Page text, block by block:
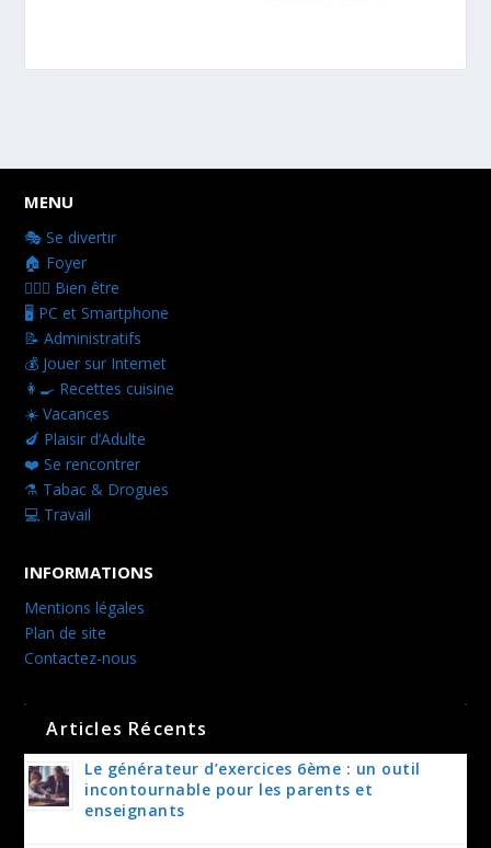
MENU
🎭 Se divertir
🏠 Foyer
👩🏻‍⚕️ Bien être
🖥️ PC et Smartphone
📝 Administratifs
💰 Jouer sur Internet
👩‍🍳 Recettes cuisine
☀️ Vacances
🍆 Plaisir d’Adulte
❤️ Se rencontrer
⚗️ Tabac & Drogues
💻 Travail
INFORMATIONS
Mentions légales
Plan de site
Contactez-nous
Articles Récents
Le générateur d’exercices 6ème : un outil
incontournable pour les parents et
enseignants